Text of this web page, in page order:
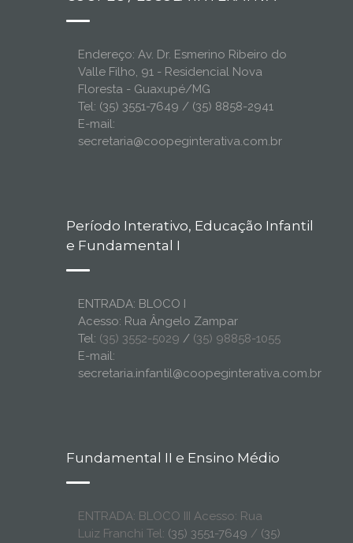
Endereço: Av. Dr. Esmerino Ribeiro do
Valle Filho, 91 - Residencial Nova
Floresta - Guaxupé/MG
Tel: (35) 3551-7649 / (35) 8858-2941
E-mail:
secretaria@coopeginterativa.com.br
Período Interativo, Educação Infantil
e Fundamental I
ENTRADA: BLOCO I
Acesso: Rua Ângelo Zampar
Tel: (35) 3552-5029 / (35) 98858-1055
E-mail:
secretaria.infantil@coopeginterativa.com.br
Fundamental II e Ensino Médio
ENTRADA: BLOCO III Acesso: Rua
Luiz Franchi Tel: (35) 3551-7649 / (35)